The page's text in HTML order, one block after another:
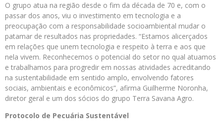
O grupo atua na região desde o fim da década de 70 e, com o
passar dos anos, viu o investimento em tecnologia e a
preocupação com a responsabilidade socioambiental mudar o
patamar de resultados nas propriedades. “Estamos alicerçados
em relações que unem tecnologia e respeito à terra e aos que
nela vivem. Reconhecemos o potencial do setor no qual atuamos
e trabalhamos para progredir em nossas atividades acreditando
na sustentabilidade em sentido amplo, envolvendo fatores
sociais, ambientais e econômicos”, afirma Guilherme Noronha,
diretor geral e um dos sócios do grupo Terra Savana Agro.
Protocolo de Pecuária Sustentável